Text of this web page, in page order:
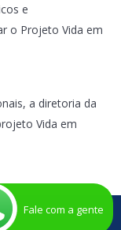
e
o Projeto Vida em
a diretoria da
Vida em
Fale com a gente